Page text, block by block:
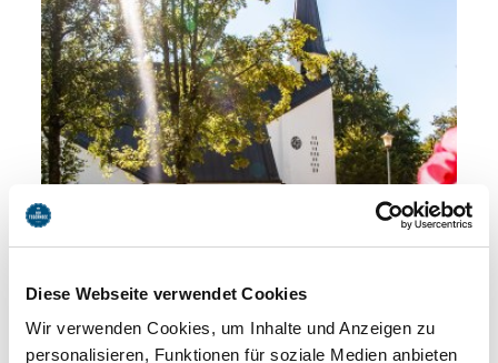
Diese Webseite verwendet Cookies
Wir verwenden Cookies, um Inhalte und Anzeigen zu
personalisieren, Funktionen für soziale Medien anbieten
GEMEINDEFRIEDHOF AN DER